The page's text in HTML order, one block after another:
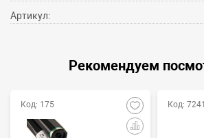
Артикул:
Рекомендуем
Код: 175 Код: 7241